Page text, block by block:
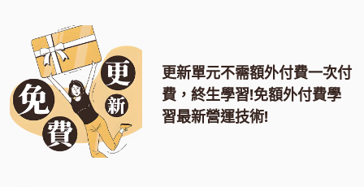
更新單元不需額外付費一次付
費，終生學習!免額外付費學
習最新營運技術!